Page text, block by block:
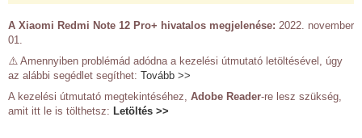
A Xiaomi Redmi Note 12 Pro+ hivatalos megjelenése: 2022. november
01.
⚠️ Amennyiben problémád adódna a kezelési útmutató letöltésével, úgy
az alábbi segédlet segíthet: Tovább >>
A kezelési útmutató megtekintéséhez, Adobe Reader-re lesz szükség,
amit itt le is tölthetsz: Letöltés >>